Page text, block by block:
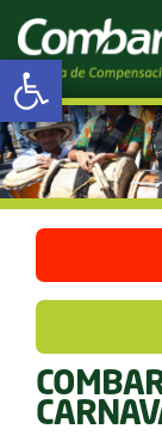
Abrir